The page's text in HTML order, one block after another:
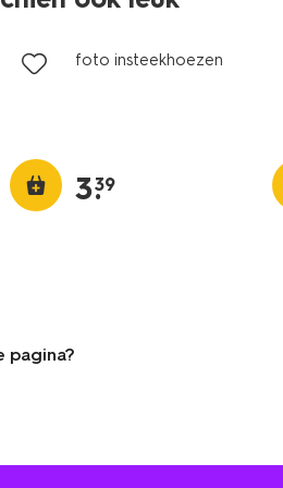
foto insteekhoezen
3.
39
pagina?